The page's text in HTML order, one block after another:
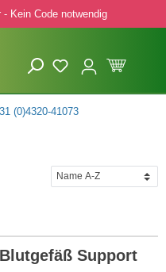
Kein Code notwendig
(0)4320-41073
Support